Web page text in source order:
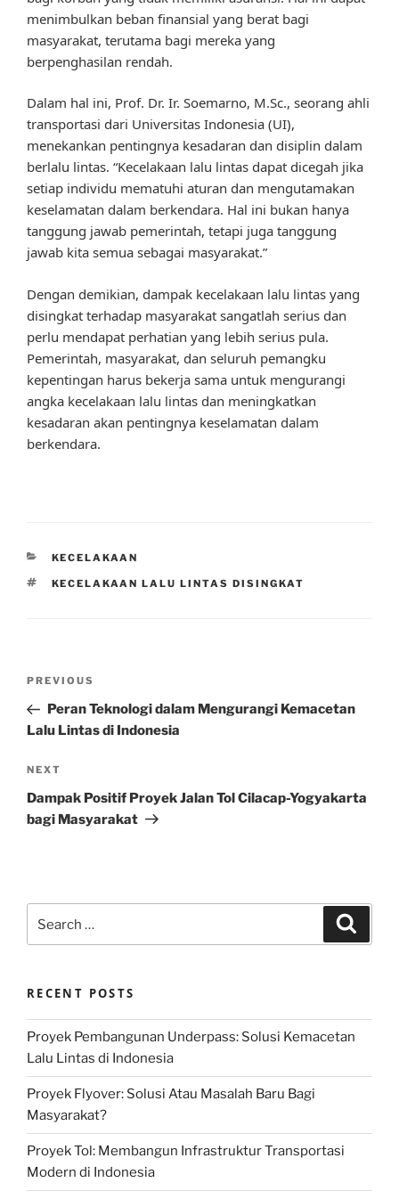
menimbulkan beban finansial yang berat bagi
masyarakat, terutama bagi mereka yang
berpenghasilan rendah.
Dalam hal ini, Prof. Dr. Ir. Soemarno, M.Sc., seorang ahli
transportasi dari Universitas Indonesia (UI),
menekankan pentingnya kesadaran dan disiplin dalam
berlalu lintas. “Kecelakaan lalu lintas dapat dicegah jika
setiap individu mematuhi aturan dan mengutamakan
keselamatan dalam berkendara. Hal ini bukan hanya
tanggung jawab pemerintah, tetapi juga tanggung
jawab kita semua sebagai masyarakat.”
Dengan demikian, dampak kecelakaan lalu lintas yang
disingkat terhadap masyarakat sangatlah serius dan
perlu mendapat perhatian yang lebih serius pula.
Pemerintah, masyarakat, dan seluruh pemangku
kepentingan harus bekerja sama untuk mengurangi
angka kecelakaan lalu lintas dan meningkatkan
kesadaran akan pentingnya keselamatan dalam
berkendara.
CATEGORIES
KECELAKAAN
TAGS
KECELAKAAN LALU LINTAS DISINGKAT
Previous
Post
PREVIOUS
Peran Teknologi dalam Mengurangi Kemacetan
Lalu Lintas di Indonesia
Next
Post
NEXT
Dampak Positif Proyek Jalan Tol Cilacap-Yogyakarta
bagi Masyarakat
for:
RECENT POSTS
Proyek Pembangunan Underpass: Solusi Kemacetan
Lalu Lintas di Indonesia
Proyek Flyover: Solusi Atau Masalah Baru Bagi
Masyarakat?
Proyek Tol: Membangun Infrastruktur Transportasi
Modern di Indonesia